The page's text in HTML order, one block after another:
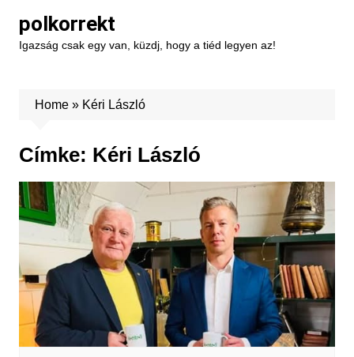
content
polkorrekt
Igazság csak egy van, küzdj, hogy a tiéd legyen az!
Home» Kéri László
Címke: Kéri László